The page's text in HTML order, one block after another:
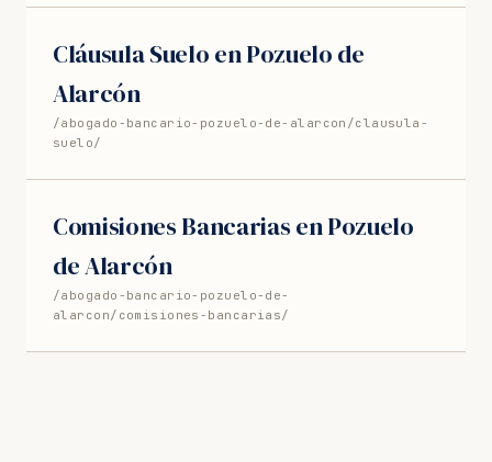
Cláusula Suelo en Pozuelo de
Alarcón
/abogado-bancario-pozuelo-de-alarcon/clausula-
suelo/
Comisiones Bancarias en Pozuelo
de Alarcón
/abogado-bancario-pozuelo-de-
alarcon/comisiones-bancarias/